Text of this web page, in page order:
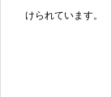
けられています。